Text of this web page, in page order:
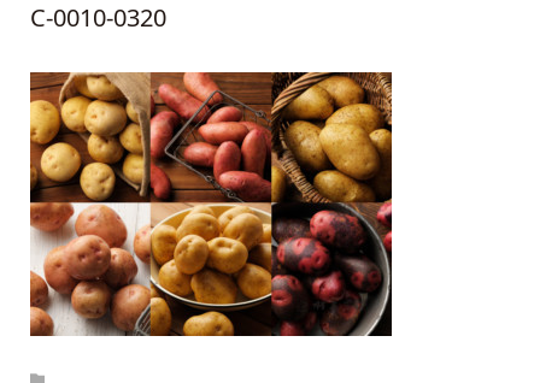
C-0010-0320